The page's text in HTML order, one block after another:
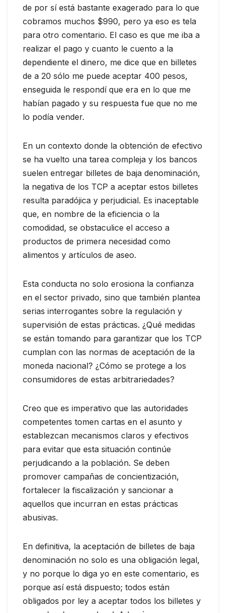
de por sí está bastante exagerado para lo que
cobramos muchos $990, pero ya eso es tela
para otro comentario. El caso es que me iba a
realizar el pago y cuanto le cuento a la
dependiente el dinero, me dice que en billetes
de a 20 sólo me puede aceptar 400 pesos,
enseguida le respondí que era en lo que me
habían pagado y su respuesta fue que no me
lo podía vender.
En un contexto donde la obtención de efectivo
se ha vuelto una tarea compleja y los bancos
suelen entregar billetes de baja denominación,
la negativa de los TCP a aceptar estos billetes
resulta paradójica y perjudicial. Es inaceptable
que, en nombre de la eficiencia o la
comodidad, se obstaculice el acceso a
productos de primera necesidad como
alimentos y artículos de aseo.
Esta conducta no solo erosiona la confianza
en el sector privado, sino que también plantea
serias interrogantes sobre la regulación y
supervisión de estas prácticas. ¿Qué medidas
se están tomando para garantizar que los TCP
cumplan con las normas de aceptación de la
moneda nacional? ¿Cómo se protege a los
consumidores de estas arbitrariedades?
Creo que es imperativo que las autoridades
competentes tomen cartas en el asunto y
establezcan mecanismos claros y efectivos
para evitar que esta situación continúe
perjudicando a la población. Se deben
promover campañas de concientización,
fortalecer la fiscalización y sancionar a
aquellos que incurran en estas prácticas
abusivas.
En definitiva, la aceptación de billetes de baja
denominación no solo es una obligación legal,
y no porque lo diga yo en este comentario, es
porque así está dispuesto; todos están
obligados por ley a aceptar todos los billetes y